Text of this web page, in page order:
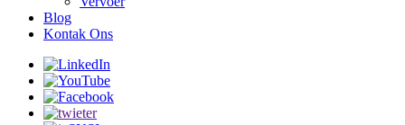
Blog
Kontak Ons